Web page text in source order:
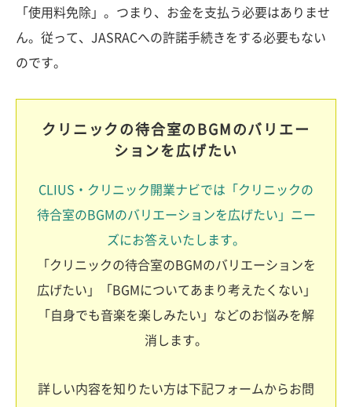
「使用料免除」。つまり、お金を支払う必要はありませ
ん。従って、JASRACへの許諾手続きをする必要もない
のです。
クリニックの待合室のBGMのバリエー
ションを広げたい
CLIUS・クリニック開業ナビでは「クリニックの
待合室のBGMのバリエーションを広げたい」ニー
ズにお答えいたします。
「クリニックの待合室のBGMのバリエーションを
広げたい」「BGMについてあまり考えたくない」
「自身でも音楽を楽しみたい」などのお悩みを解
消します。
詳しい内容を知りたい方は下記フォームからお問